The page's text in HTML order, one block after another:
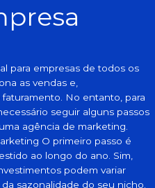
para empresas de todos os
as vendas e,
No entanto, para
seguir alguns passos
agência de marketing.
O primeiro passo é
ao longo do ano. Sim,
podem variar
sazonalidade do seu nicho.